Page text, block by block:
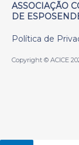
ASSOCIAÇÃO
DE
Política de
Copyright © ACICE